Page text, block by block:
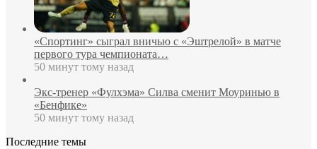
«Спортинг» сыграл вничью с «Эштрелой» в матче
первого тура чемпионата…
50 минут тому назад
Экс‑тренер «Фулхэма» Силва сменит Моуринью в
«Бенфике»
50 минут тому назад
Последние темы